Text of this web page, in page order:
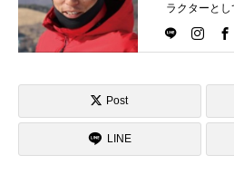
最新レッスン動画
レッスン動画一覧
コブ斜面の滑り方解説動画
無料プレゼント動画
ラクターと
Directlineス
スキーイン
Post
LINE